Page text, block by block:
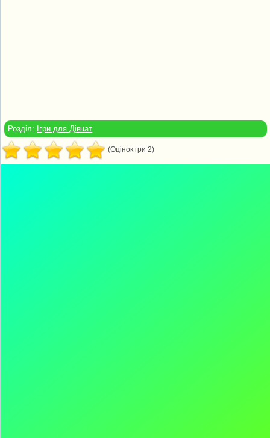
Розділ: Ігри для Дівчат
(Оцінок гри 2)